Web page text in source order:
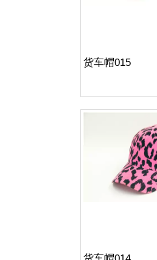
货车帽015